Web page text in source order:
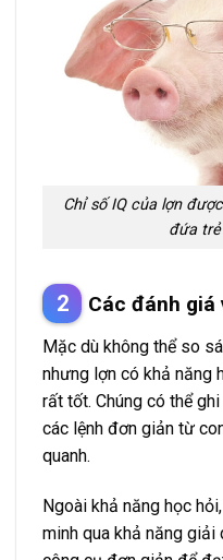
Chỉ số IQ của lợn
đứa
Các đánh giá
Mặc dù không thể so
nhưng lợn có khả năng
rất tốt. Chúng có thể
các lệnh đơn giản từ
quanh.
Ngoài khả năng học
minh qua khả năng